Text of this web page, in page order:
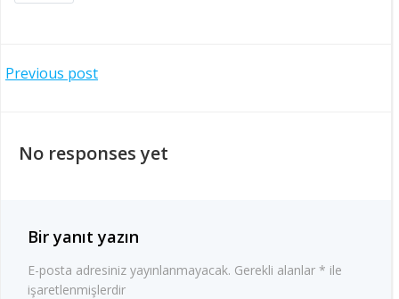
Post
Previous post
No responses yet
Bir yanıt yazın
E-posta adresiniz yayınlanmayacak. Gerekli alanlar * ile
işaretlenmişlerdir